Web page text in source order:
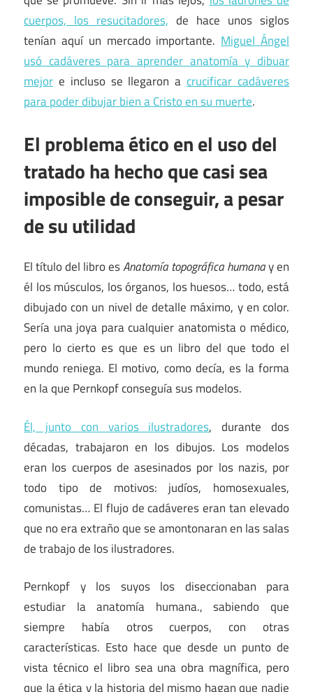
cuerpos, los resucitadores, de hace unos siglos
tenían aquí un mercado importante.Miguel Ángel
usó cadáveres para aprender anatomía y dibuar
mejor e incluso se llegaron acrucificar cadáveres
para poder dibujar bien a Cristo en su muerte.
El problema ético en el uso del
tratado ha hecho que casi sea
imposible de conseguir, a pesar
de su utilidad
El título del libro esAnatomía topográfica humanay en
él los músculos, los órganos, los huesos… todo, está
dibujado con un nivel de detalle máximo, y en color.
Sería una joya para cualquier anatomista o médico,
pero lo cierto es que es un libro del que todo el
mundo reniega. El motivo, como decía, es la forma
en la que Pernkopf conseguía sus modelos.
Él, junto con varios ilustradores, durante dos
décadas, trabajaron en los dibujos. Los modelos
eran los cuerpos de asesinados por los nazis, por
todo tipo de motivos: judíos, homosexuales,
comunistas… El flujo de cadáveres eran tan elevado
que no era extraño que se amontonaran en las salas
de trabajo de los ilustradores.
Pernkopf y los suyos los diseccionaban para
estudiar la anatomía humana., sabiendo que
siempre había otros cuerpos, con otras
características. Esto hace que desde un punto de
vista técnico el libro sea una obra magnífica, pero
que la ética y la historia del mismo hagan que nadie